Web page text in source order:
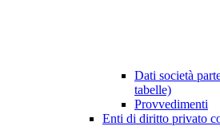
Dati società
tabelle)
Provvedimenti
Enti di diritto privato